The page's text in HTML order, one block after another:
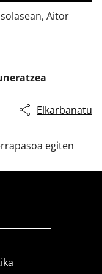
Aitor
Elkarbanatu
egiten